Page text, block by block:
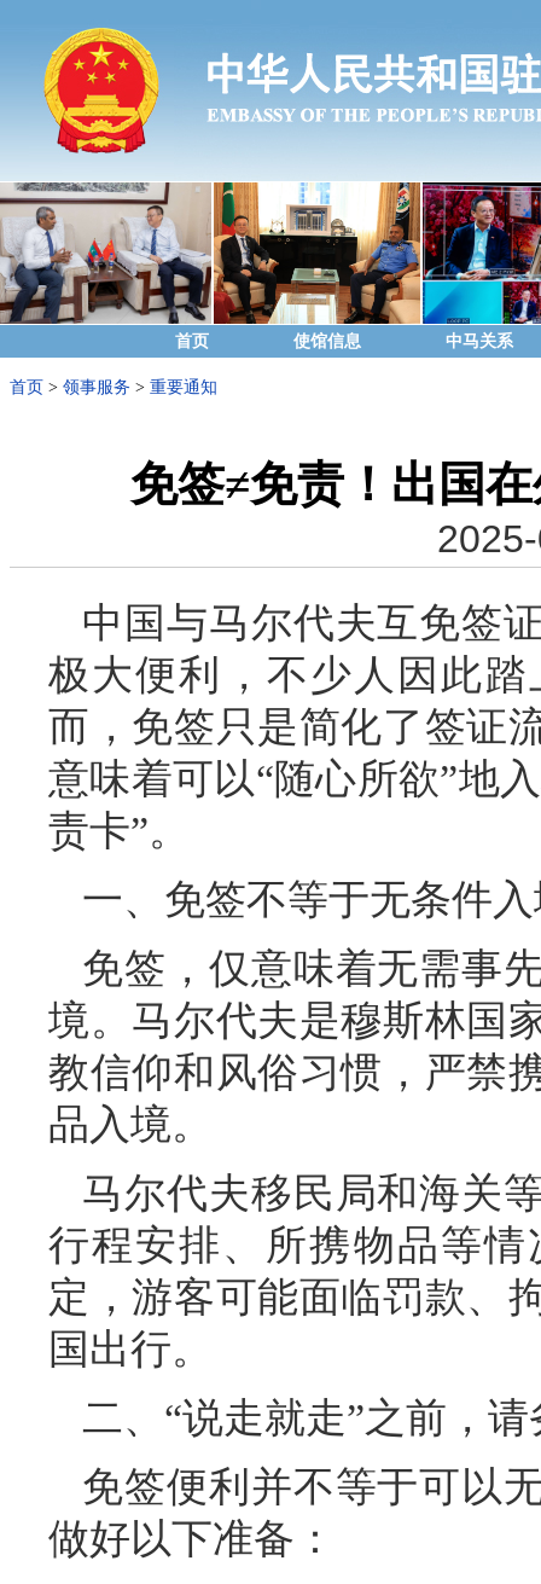
首页 使馆信息 中马关系
首页 > 领事服务 > 重要通知
免签≠免责！出国
中国与马尔代夫互免签
极大便利，不少人因此
而，免签只是简化了签证
意味着可以“随心所欲”地
责卡”。
一、免签不等于无条件
免签，仅意味着无需事
境。马尔代夫是穆斯林国
教信仰和风俗习惯，严禁
品入境。
马尔代夫移民局和海关
行程安排、所携物品等
定，游客可能面临罚款、
国出行。
二、“说走就走”之前，
免签便利并不等于可以
做好以下准备：